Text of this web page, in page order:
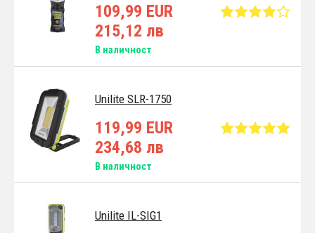
109,99 EUR
215,12 лв
В наличност
Unilite SLR-1750
119,99 EUR
234,68 лв
В наличност
Unilite IL-SIG1